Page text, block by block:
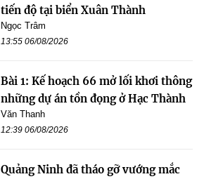
tiến độ tại biển Xuân Thành
Ngọc Trâm
13:55 06/08/2026
Bài 1: Kế hoạch 66 mở lối khơi thông
những dự án tồn đọng ở Hạc Thành
Văn Thanh
12:39 06/08/2026
Quảng Ninh đã tháo gỡ vướng mắc